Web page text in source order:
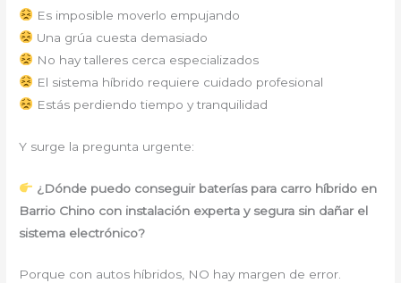
Es imposible moverlo empujando
Una grúa cuesta demasiado
No hay talleres cerca especializados
El sistema híbrido requiere cuidado profesional
Estás perdiendo tiempo y tranquilidad
Y surge la pregunta urgente:
¿Dónde puedo conseguir baterías para carro híbrido en
Barrio Chino con instalación experta y segura sin dañar el
sistema electrónico?
Porque con autos híbridos, NO hay margen de error.